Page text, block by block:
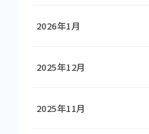
2026年1月
2025年12月
2025年11月